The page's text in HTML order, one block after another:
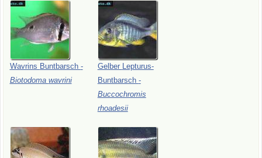
Wavrins Buntbarsch -
Biotodoma wavrini
Gelber
Lepturus-
Buntbarsch -
Buccochromis
rhoadesii